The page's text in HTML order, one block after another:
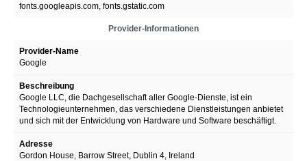
fonts.googleapis.com, fonts.gstatic.com
Provider-Informationen
Provider-Name
Google
Beschreibung
Google LLC, die Dachgesellschaft aller Google-Dienste, ist ein
Technologieunternehmen, das verschiedene Dienstleistungen anbietet
und sich mit der Entwicklung von Hardware und Software beschäftigt.
Adresse
Gordon House, Barrow Street, Dublin 4, Ireland